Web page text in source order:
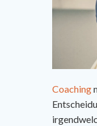
Coaching